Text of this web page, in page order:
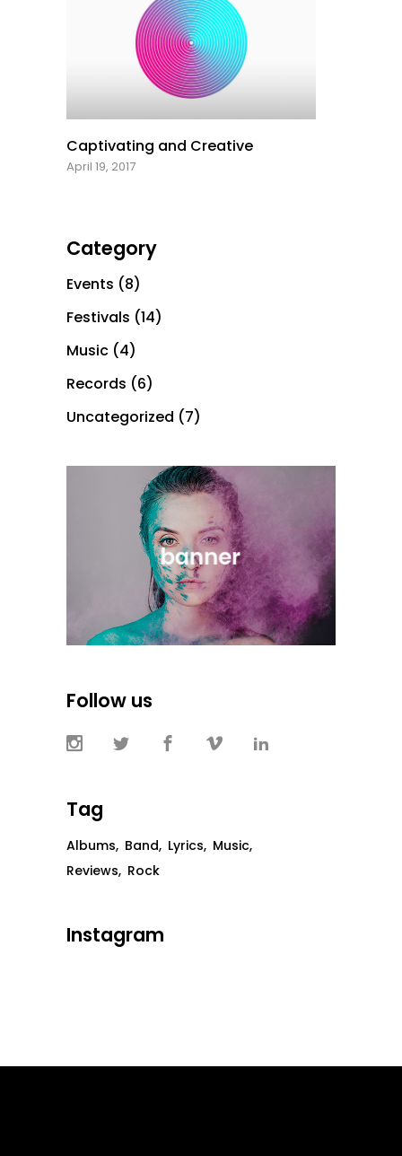
Captivating and Creative
April 19, 2017
Category
Events (8)
Festivals (14)
Music (4)
Records (6)
Uncategorized (7)
Follow us
Tag
Albums Band Lyrics Music
Reviews Rock
Instagram